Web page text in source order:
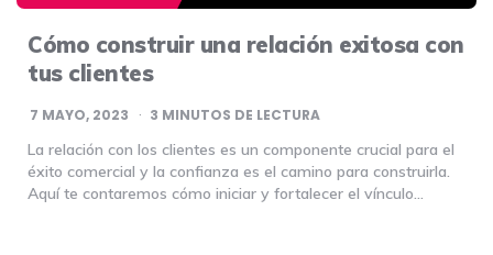
Cómo construir una relación exitosa con
tus clientes
7 MAYO, 2023 3 MINUTOS DE LECTURA
La relación con los clientes es un componente crucial para el
éxito comercial y la confianza es el camino para construirla.
Aquí te contaremos cómo iniciar y fortalecer el vínculo…